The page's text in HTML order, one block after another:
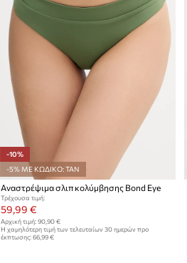
-10%
-5% ΜΕ ΚΩΔΙΚΟ: TAN
Αναστρέψιμα σλιπ κολύμβησης Bond Eye
Τρέχουσα τιμή:
59,99 €
Αρχική τιμή: 90,90 €
Η χαμηλότερη τιμή των τελευταίων 30 ημερών προ
έκπτωσης: 66,99 €